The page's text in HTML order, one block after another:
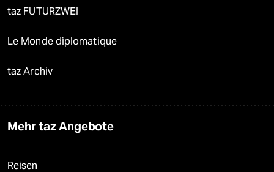
taz FUTURZWEI
Le Monde diplomatique
taz Archiv
Mehr taz Angebote
Reisen